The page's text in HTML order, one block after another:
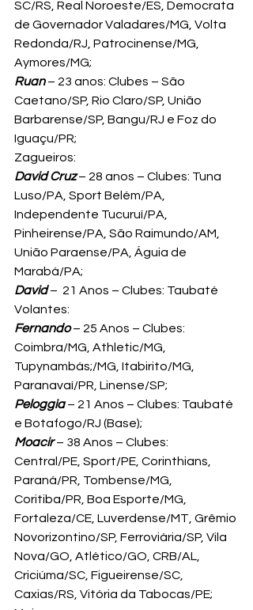
SC/RS, Real Noroeste/ES, Democrata
de Governador Valadares/MG, Volta
Redonda/RJ, Patrocinense/MG,
Aymores/MG;
Ruan – 23 anos: Clubes – São
Caetano/SP, Rio Claro/SP, União
Barbarense/SP, Bangu/RJ e Foz do
Iguaçu/PR;
Zagueiros:
David Cruz – 28 anos – Clubes: Tuna
Luso/PA, Sport Belém/PA,
Independente Tucuruí/PA,
Pinheirense/PA, São Raimundo/AM,
União Paraense/PA, Águia de
Marabá/PA;
David –  21 Anos – Clubes: Taubaté
Volantes:
Fernando – 25 Anos – Clubes:
Coimbra/MG, Athletic/MG,
Tupynambás;/MG, Itabirito/MG,
Paranavaí/PR, Linense/SP;
Peloggia – 21 Anos – Clubes: Taubaté
e Botafogo/RJ (Base);
Moacir – 38 Anos – Clubes:
Central/PE, Sport/PE, Corinthians,
Paraná/PR, Tombense/MG,
Coritiba/PR, Boa Esporte/MG,
Fortaleza/CE, Luverdense/MT, Grêmio
Novorizontino/SP, Ferroviária/SP, Vila
Nova/GO, Atlético/GO, CRB/AL,
Criciúma/SC, Figueirense/SC,
Caxias/RS, Vitória da Tabocas/PE;